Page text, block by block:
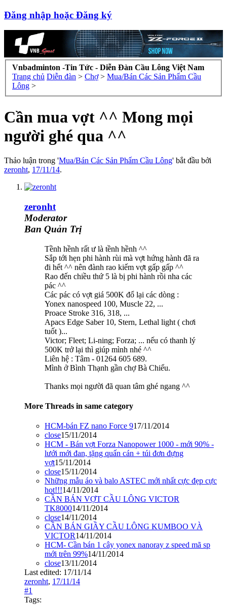
Đăng nhập hoặc Đăng ký
Vnbadminton -Tin Tức - Diễn Đàn Cầu Lông Việt Nam
Trang chủ Diễn đàn > Chợ > Mua/Bán Các Sản Phẩm Cầu
Lông >
Cần mua vợt ^^ Mong mọi
người ghé qua ^^
Thảo luận trong 'Mua/Bán Các Sản Phẩm Cầu Lông' bắt đầu bởi
zeronht, 17/11/14.
zeronht
Moderator
Ban Quản Trị
Tềnh hềnh rất ư là tềnh hềnh ^^
Sắp tới hẹn phi hành rùi mà vợt hứng hành đã ra
đi hết ^^ nên đành rao kiếm vợt gấp gấp ^^
Rao đến chiều thứ 5 là bị phi hành rồi nha các
pác ^^
Các pác có vợt giá 500K đổ lại các dòng :
Yonex nanospeed 100, Muscle 22, ...
Proace Stroke 316, 318, ...
Apacs Edge Saber 10, Stern, Lethal light ( chơi
tuốt )...
Victor; Fleet; Li-ning; Forza; ... nếu có thanh lý
500K trở lại thì giúp mình nhé ^^
Liên hệ : Tâm - 01264 605 689.
Mình ở Bình Thạnh gần chợ Bà Chiểu.
Thanks mọi người đã quan tâm ghé ngang ^^
More Threads in same category
HCM-bán FZ nano Force 917/11/2014
close15/11/2014
HCM - Bán vợt Forza Nanopower 1000 - mới 90% -
lưới mới đan, tặng quấn cán + túi đơn đựng
vợt15/11/2014
close15/11/2014
Những mẫu áo và balo ASTEC mới nhất cực đẹp cực
hot!!!14/11/2014
CẦN BÁN VỢT CẦU LÔNG VICTOR
TK800014/11/2014
close14/11/2014
CẦN BÁN GIẦY CẦU LÔNG KUMBOO VÀ
VICTOR14/11/2014
HCM- Cần bán 1 cây yonex nanoray z speed mã sp
mới trên 99%14/11/2014
close13/11/2014
Last edited: 17/11/14
zeronht, 17/11/14
#1
Tags: